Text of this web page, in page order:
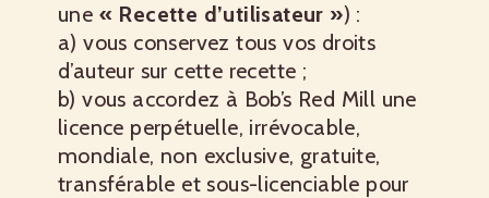
une « Recette d’utilisateur ») :
a) vous conservez tous vos droits
d’auteur sur cette recette ;
b) vous accordez à Bob’s Red Mill une
licence perpétuelle, irrévocable,
mondiale, non exclusive, gratuite,
transférable et sous-licenciable pour